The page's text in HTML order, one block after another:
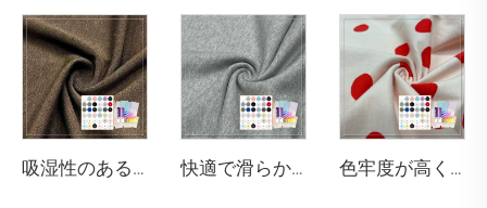
吸湿性のある290gsm 63% バンブー 27% オーガニックコットン 10% スパンデックスのジャージー生地で、レギンスやスポーツブラに適しています 快適で滑らかな420gsm 70% バンブー 30% オーガニックコットンのフレンチテリー生地で、フーディに適しています 色牢度が高く 200gsm 綿95% スパンデックス5% ジャージー柄生地 子供用Tシャツに適しています